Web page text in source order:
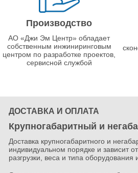
Производство
АО «Джи Эм Центр» обладает
собственным инжиниринговым
центром по разработке проектов,
сервисной службой
ДОСТАВКА И ОПЛАТА
Крупногабаритный и
Доставка крупногабаритного и
индивидуальном порядке и зависит
разгрузки, веса и типа